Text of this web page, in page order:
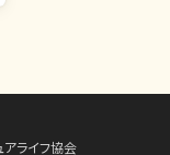
ライフ協会